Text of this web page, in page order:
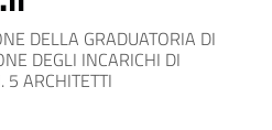
DELLA GRADUATORIA DI
DEGLI INCARICHI DI
5 ARCHITETTI